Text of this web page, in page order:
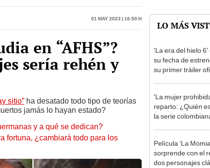
01 May 2023 | 16:50 h
en “AFHS”?
sería rehén y
sitio” ha desatado todo tipo de teorías
jamás lo hayan estado?
y a qué se dedican?
fortuna, ¿cambiará todo para los
LO MÁS
'La era del hielo 6'
su fecha de
su primer tráiler
'La mujer
reparto: ¿Quién
la serie
Película ‘La
sorprende con el
dos personajes